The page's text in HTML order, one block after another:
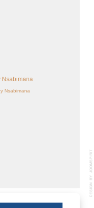
Nsabimana
Nsabimana